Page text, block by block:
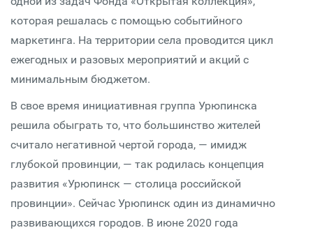
которая решалась с помощью событийного
маркетинга. На территории села проводится цикл
ежегодных и разовых мероприятий и акций с
минимальным бюджетом.
В свое время инициативная группа Урюпинска
решила обыграть то, что большинство жителей
считало негативной чертой города, — имидж
глубокой провинции, — так родилась концепция
развития «Урюпинск — столица российской
провинции». Сейчас Урюпинск один из динамично
развивающихся городов. В июне 2020 года